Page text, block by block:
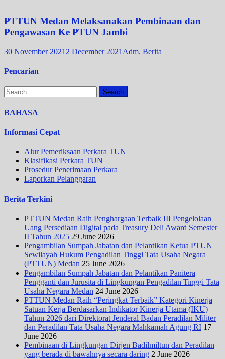
PTTUN Medan Melaksanakan Pembinaan dan
Pengawasan Ke PTUN Jambi
30 November 2021 2 December 2021 Adm. Berita
Pencarian
Search
for:
BAHASA
Informasi Cepat
Alur Pemeriksaan Perkara TUN
Klasifikasi Perkara TUN
Prosedur Penerimaan Perkara
Laporkan Pelanggaran
Berita Terkini
PTTUN Medan Raih Penghargaan Terbaik III Pengelolaan
Uang Persediaan Digital pada Treasury Deli Award Semester
II Tahun 2025 29 June 2026
Pengambilan Sumpah Jabatan dan Pelantikan Ketua PTUN
Sewilayah Hukum Pengadilan Tinggi Tata Usaha Negara
(PTTUN) Medan 25 June 2026
Pengambilan Sumpah Jabatan dan Pelantikan Panitera
Pengganti dan Jurusita di Lingkungan Pengadilan Tinggi Tata
Usaha Negara Medan 24 June 2026
PTTUN Medan Raih “Peringkat Terbaik” Kategori Kinerja
Satuan Kerja Berdasarkan Indikator Kinerja Utama (IKU)
Tahun 2026 dari Direktorat Jenderal Badan Peradilan Militer
dan Peradilan Tata Usaha Negara Mahkamah Agung RI 17
June 2026
Pembinaan di Lingkungan Dirjen Badilmiltun dan Peradilan
yang berada di bawahnya secara daring 2 June 2026